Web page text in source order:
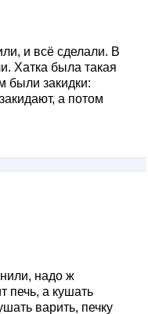
и всё сделали. В
Хатка была такая
были закидки:
а потом
надо ж
печь, а кушать
варить, печку